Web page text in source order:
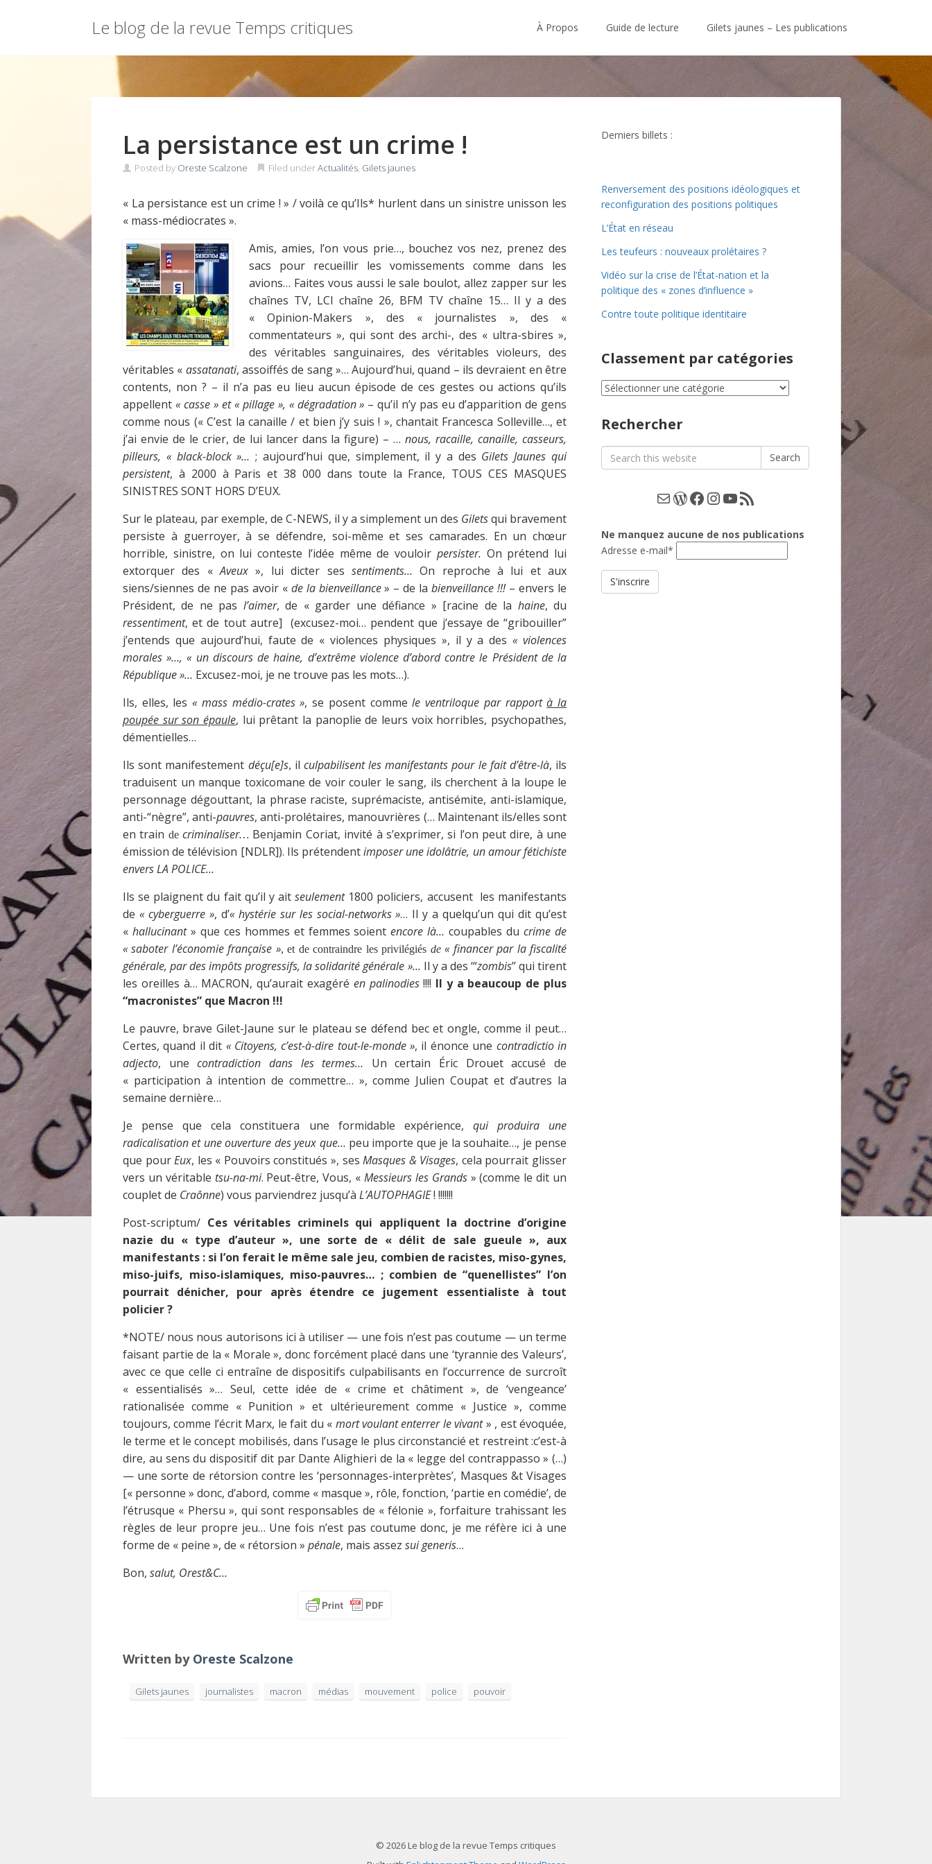
Le blog de la revue Temps critiques À Propos Guide de lecture Gilets jaunes – Les publications
La persistance est un crime !
Posted by Oreste Scalzone Filed underActualités, Gilets jaunes
« La persistance est un crime ! » / voilà ce qu’Ils* hurlent dans un sinistre unisson les
« mass-médiocrates ».
Amis, amies, l’on vous prie…, bouchez vos nez, prenez des
sacs pour recueillir les vomissements comme dans les
avions… Faites vous aussi le sale boulot, allez zapper sur les
chaînes TV, LCI chaîne 26, BFM TV chaîne 15… Il y a des
« Opinion-Makers », des « journalistes », des «
commentateurs », qui sont des archi-, des « ultra-sbires »,
des véritables sanguinaires, des véritables violeurs, des
véritables « assatanati, assoiffés de sang »… Aujourd’hui, quand – ils devraient en être
contents, non ? – il n’a pas eu lieu aucun épisode de ces gestes ou actions qu’ils
appellent « casse » et « pillage », « dégradation » – qu’il n’y pas eu d’apparition de gens
comme nous (« C’est la canaille / et bien j’y suis ! », chantait Francesca Solleville…, et
j’ai envie de le crier, de lui lancer dans la figure) – …nous, racaille, canaille, casseurs,
pilleurs, « black-block »…; aujourd’hui que, simplement, il y a des Gilets Jaunes qui
persistent, à 2000 à Paris et 38 000 dans toute la France, TOUS CES MASQUES
SINISTRES SONT HORS D’EUX.
Sur le plateau, par exemple, de C-NEWS, il y a simplement un des Giletsqui bravement
persiste à guerroyer, à se défendre, soi-même et ses camarades. En un chœur
horrible, sinistre, on lui conteste l’idée même de vouloir persister. On prétend lui
extorquer des «Aveux », lui dicter ses sentiments… On reproche à lui et aux
siens/siennes de ne pas avoir « de la bienveillance» – de labienveillance !!!– envers le
Président, de ne pas l’aimer, de « garder une défiance » [racine de la haine, du
ressentiment, et de tout autre] (excusez-moi… pendent que j’essaye de “gribouiller”
j’entends que aujourd’hui, faute de « violences physiques », il y a des« violences
morales »…, « un discours de haine, d’extrême violence d’abord contre le Président de la
République »… Excusez-moi, je ne trouve pas les mots…).
Ils, elles, les« mass médio-crates », se posent commele ventriloque par rapport à la
poupée sur son épaule, lui prêtant la panoplie de leurs voix horribles, psychopathes,
démentielles…
Ils sont manifestement déçu[e]s, il culpabilisent les manifestants pour le fait d’être-là, ils
traduisent un manque toxicomane de voir couler le sang, ils cherchent à la loupe le
personnage dégouttant, la phrase raciste, suprémaciste, antisémite, anti-islamique,
anti-“nègre”, anti-pauvres, anti-prolétaires, manouvrières (… Maintenant ils/elles sont
en train decriminaliser… Benjamin Coriat, invité à s’exprimer, si l’on peut dire, à une
émission de télévision [NDLR]). Ils prétendentimposer une idolâtrie, un amour fétichiste
envers LA POLICE…
Ils se plaignent du fait qu’il y aitseulement1800 policiers, accusent les manifestants
de « cyberguerre », d’« hystérie sur les social-networks »… Il y a quelqu’un qui dit qu’est
« hallucinant » que ces hommes et femmes soientencore là… coupables ducrime de
« saboter l’économie française », et de contraindre les privilégiés de« financer par la fiscalité
générale, par des impôts progressifs, la solidarité générale »… Il y a des ‘“zombis” qui tirent
les oreilles à… MACRON, qu’aurait exagéré en palinodies!!!! Il y a beaucoup de plus
“macronistes” que Macron !!!
Le pauvre, brave Gilet-Jaune sur le plateau se défend bec et ongle, comme il peut…
Certes, quand il dit « Citoyens, c’est-à-dire tout-le-monde », il énonce une contradictio in
adjecto, unecontradiction dans les termes… Un certain Éric Drouet accusé de
« participation à intention de commettre… », comme Julien Coupat et d’autres la
semaine dernière…
Je pense que cela constituera une formidable expérience, qui produira une
radicalisation et une ouverture des yeux que… peu importe que je la souhaite…, je pense
que pourEux, les « Pouvoirs constitués », sesMasques & Visages, cela pourrait glisser
vers un véritable tsu-na-mi. Peut-être, Vous, «Messieurs les Grands» (comme le dit un
couplet de Craônne) vous parviendrez jusqu’à L’AUTOPHAGIE! !!!!!!!
Post-scriptum/ Ces véritables criminels qui appliquent la doctrine d’origine
nazie du « type d’auteur », une sorte de « délit de sale gueule », aux
manifestants : si l’on ferait le même sale jeu, combien de racistes, miso-gynes,
miso-juifs, miso-islamiques, miso-pauvres… ; combien de “quenellistes” l’on
pourrait dénicher, pour après étendre ce jugement essentialiste à tout
policier ?
*NOTE/ nous nous autorisons ici à utiliser — une fois n’est pas coutume — un terme
faisant partie de la « Morale », donc forcément placé dans une ‘tyrannie des Valeurs’,
avec ce que celle ci entraîne de dispositifs culpabilisants en l’occurrence de surcroît
« essentialisés »… Seul, cette idée de « crime et châtiment », de ‘vengeance’
rationalisée comme « Punition » et ultérieurement comme « Justice », comme
toujours, comme l’écrit Marx, le fait du « mort voulant enterrer le vivant» , est évoquée,
le terme et le concept mobilisés, dans l’usage le plus circonstancié et restreint :c’est-à
dire, au sens du dispositif dit par Dante Alighieri de la « legge del contrappasso » (…)
— une sorte de rétorsion contre les ‘personnages-interprètes’, Masques &t Visages
[« personne » donc, d’abord, comme « masque », rôle, fonction, ‘partie en comédie’, de
l’étrusque « Phersu », qui sont responsables de « félonie », forfaiture trahissant les
règles de leur propre jeu… Une fois n’est pas coutume donc, je me réfère ici à une
forme de « peine », de « rétorsion » pénale, mais assez sui generis…
Bon, salut, Orest&C…
Written by Oreste Scalzone
Gilets jaunes journalistes macron médias mouvement police pouvoir
Derniers billets :
Renversement des positions idéologiques et
reconfiguration des positions politiques
L’État en réseau
Les teufeurs : nouveaux prolétaires ?
Vidéo sur la crise de l’État-nation et la
politique des « zones d’influence »
Contre toute politique identitaire
Classement par catégories
Classement
par
Rechercher
Search
for:
Search
E-mailWordPress
Facebook
Instagram
YouTube
Les podcasts
Ne manquez aucune de nos publications
Adresse e-mail*
© 2026 Le blog de la revue Temps critiques